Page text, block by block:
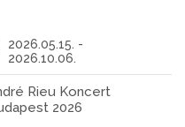
2026.05.15. -
2026.10.06.
Rieu Koncert
2026